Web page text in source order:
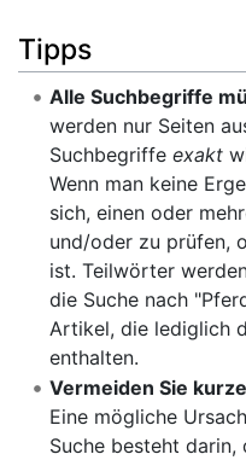
Tipps
Alle Suchbegriffe
werden nur Seiten
Suchbegriffe exakt
Wenn man keine
sich, einen oder
und/oder zu prüfen,
ist. Teilwörter
die Suche nach
Artikel, die lediglich
enthalten.
Vermeiden Sie
Eine mögliche
Suche besteht darin,